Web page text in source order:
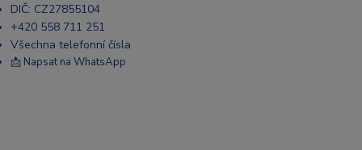
DIČ: CZ27855104
+420 558 711 251
Všechna telefonní čísla
📩 Napsat na WhatsApp